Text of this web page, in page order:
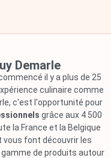
Demarle
il y a plus de 25
culinaire comme
c'est l'opportunité pour
grâce aux 4 500
la France et la Belgique
vous font découvrir les
gamme de produits autour